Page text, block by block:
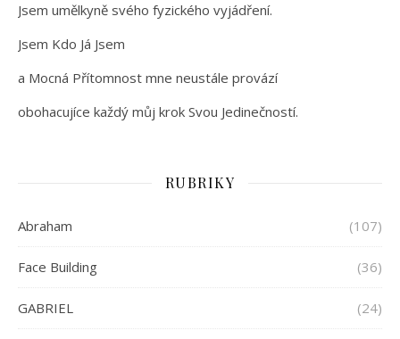
Jsem umělkyně svého fyzického vyjádření.
Jsem Kdo Já Jsem
a Mocná Přítomnost mne neustále provází
obohacujíce každý můj krok Svou Jedinečností.
RUBRIKY
Abraham (107)
Face Building (36)
GABRIEL (24)